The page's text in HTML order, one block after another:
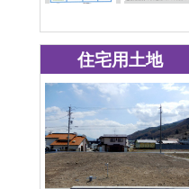
住宅用土地